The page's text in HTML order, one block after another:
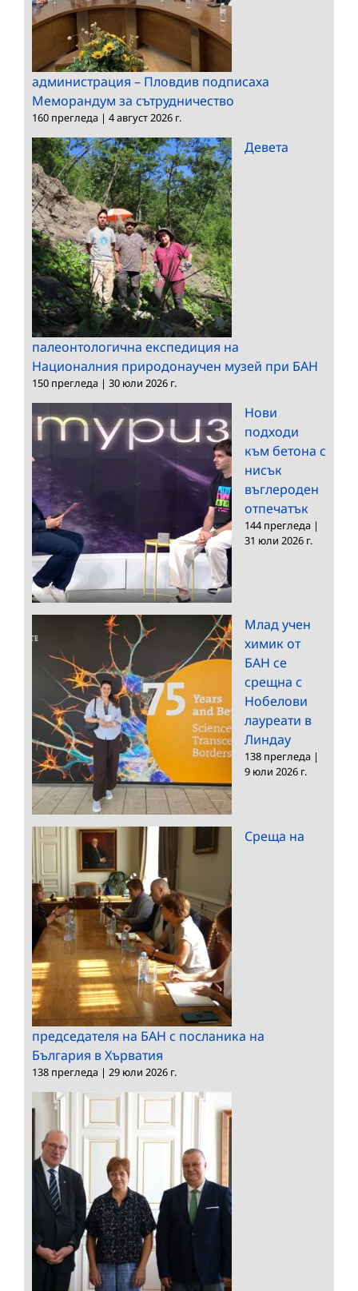
администрация – Пловдив подписаха
Меморандум за сътрудничество
160 прегледа | 4 август 2026 г.
Девета
палеонтологична експедиция на
Националния природонаучен музей при БАН
150 прегледа | 30 юли 2026 г.
Нови
подходи
към бетона с
нисък
въглероден
отпечатък
144 прегледа |
31 юли 2026 г.
Млад учен
химик от
БАН се
срещна с
Нобелови
лауреати в
Линдау
138 прегледа |
9 юли 2026 г.
Среща на
председателя на БАН с посланика на
България в Хърватия
138 прегледа | 29 юли 2026 г.